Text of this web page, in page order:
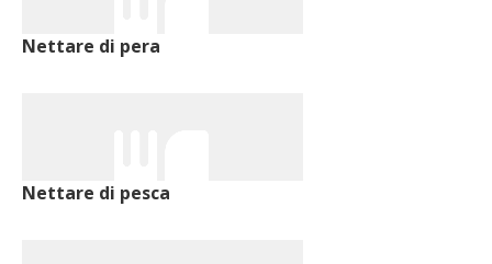
Nettare di pera
Nettare di pesca